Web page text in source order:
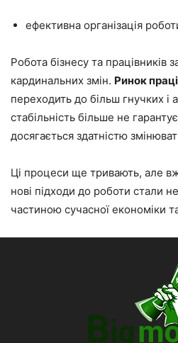
ефективна організація
Робота бізнесу та працівників
кардинальних змін. Ринок
переходить до більш гнучких
стабільність більше не
досягається здатністю
Ці процеси ще тривають, але
нові підходи до роботи стали
частиною сучасної економіки